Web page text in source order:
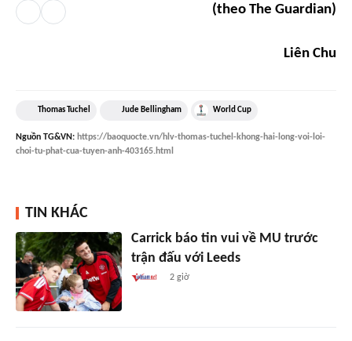
(theo The Guardian)
Liên Chu
Thomas Tuchel Jude Bellingham World Cup
Nguồn TG&VN: https://baoquocte.vn/hlv-thomas-tuchel-khong-hai-long-voi-loi-
choi-tu-phat-cua-tuyen-anh-403165.html
TIN KHÁC
Carrick báo tin vui về MU trước
trận đấu với Leeds
2 giờ